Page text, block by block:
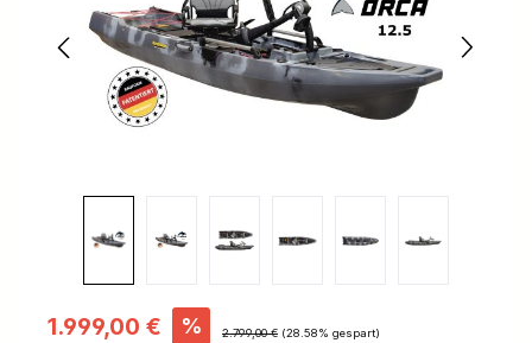
Verkaufspreis:
1.999,00 € % Regulärer Preis:
2.799,00 € (28.58% gespart)